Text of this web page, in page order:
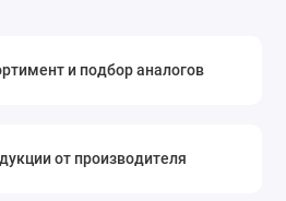
и подбор аналогов
от производителя